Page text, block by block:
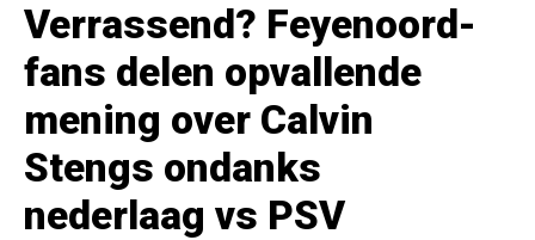
Verrassend? Feyenoord-
fans delen opvallende
mening over Calvin
Stengs ondanks
nederlaag vs PSV